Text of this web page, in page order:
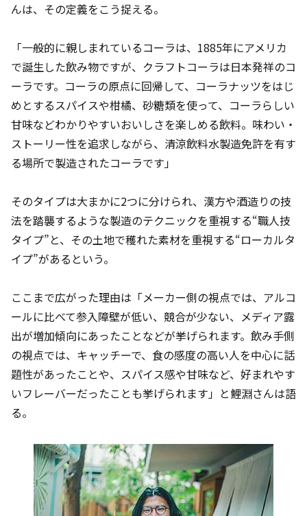
んは、その定義をこう捉える。
「一般的に親しまれているコーラは、1885年にアメリカ
で誕生した飲み物ですが、クラフトコーラは日本発祥のコ
ーラです。コーラの原点に回帰して、コーラナッツをはじ
めとするスパイスや柑橘、砂糖類を使って、コーラらしい
甘味などわかりやすいおいしさを楽しめる飲料。味わい・
ストーリー性を追求しながら、清涼飲料水製造免許を有す
る場所で製造されたコーラです」
そのタイプは大まかに2つに分けられ、漢方や酒造りの技
法を踏襲するような製造のテクニックを重視する“職人技
タイプ”と、その土地で穫れた素材を重視する“ローカルタ
イプ”があるという。
ここまで広がった理由は「メーカー側の視点では、アルコ
ールに比べて参入障壁が低い、競合が少ない、メディア露
出が増加傾向にあったことなどが挙げられます。飲み手側
の視点では、キャッチーで、食の感度の高い人を中心に話
題性があったことや、スパイス感や甘味など、好まれやす
いフレーバーだったことも挙げられます」と鯉淵さんは語
る。